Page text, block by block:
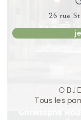
26 rue
Tous les